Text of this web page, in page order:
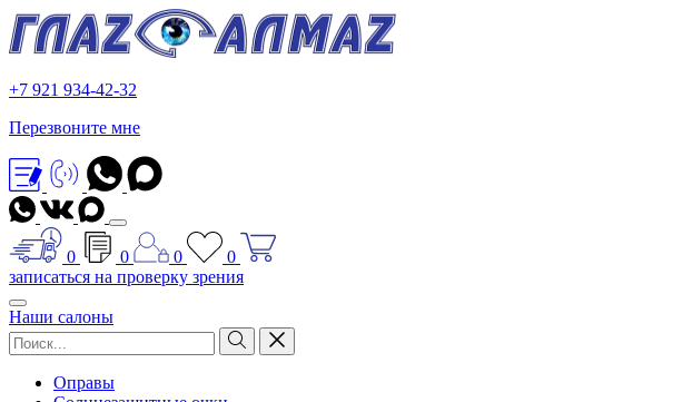
+7 921 934-42-32
Перезвоните мне
0 0 0
0
записаться на проверку зрения
Наши салоны
Оправы